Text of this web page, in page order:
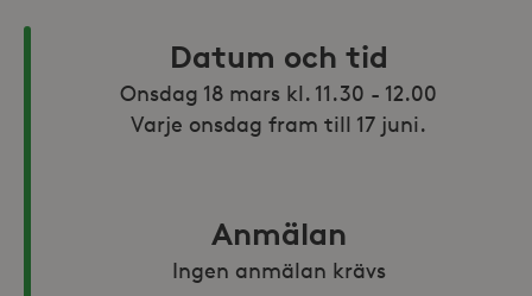
Datum och tid
Onsdag 18 mars kl. 11.30 - 12.00
Varje onsdag fram till 17 juni.
Anmälan
Ingen anmälan krävs